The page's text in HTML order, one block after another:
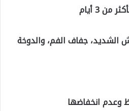
3 أيام
الشديد، جفاف الفم، والدوخة
وعدم انخفاضها